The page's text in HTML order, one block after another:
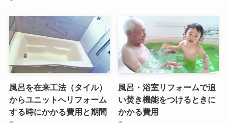
風呂を在来工法（タイル）
からユニットへリフォーム
する時にかかる費用と期間
風呂・浴室リフォームで追
い焚き機能をつけるときに
かかる費用